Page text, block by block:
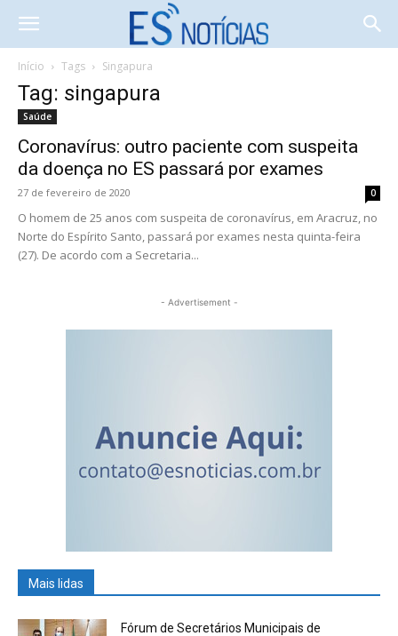
Início Tags Singapura
Tag: singapura
Saúde
Coronavírus: outro paciente com suspeita
da doença no ES passará por exames
27 de fevereiro de 2020 0
O homem de 25 anos com suspeita de coronavírus, em Aracruz, no
Norte do Espírito Santo, passará por exames nesta quinta-feira
(27). De acordo com a Secretaria...
- Advertisement -
Mais lidas
Fórum de Secretários Municipais de